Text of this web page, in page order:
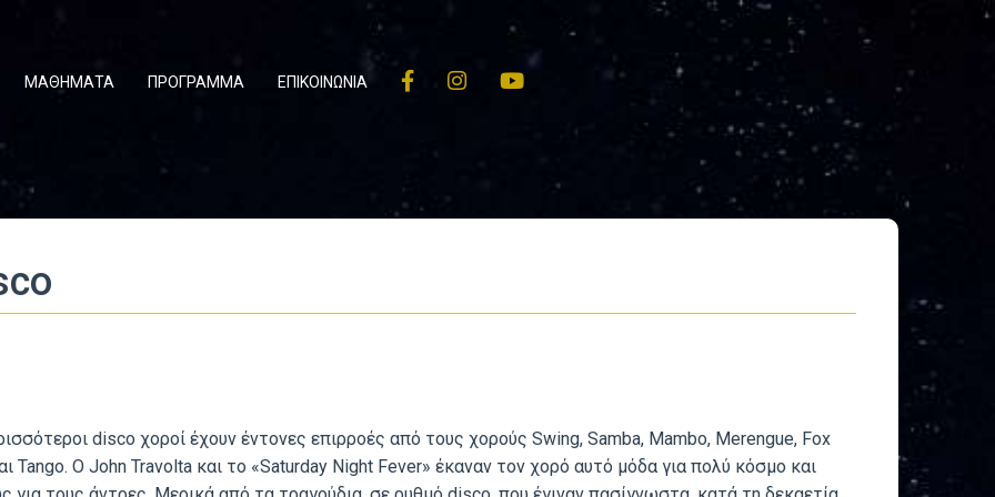
ΜΑΘΗΜΑΤΑ ΠΡΟΓΡΑΜΜΑ ΕΠΙΚΟΙΝΩΝΙΑ
disco χοροί έχουν έντονες επιρροές από τους χορούς Swing, Samba, Mambo, Merengue, Fox
Tango. Ο John Travolta και το «Saturday Night Fever» έκαναν τον χορό αυτό μόδα για πολύ κόσμο και